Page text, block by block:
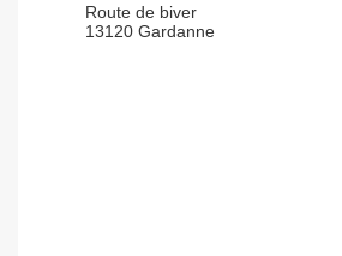
Route de biver
13120 Gardanne